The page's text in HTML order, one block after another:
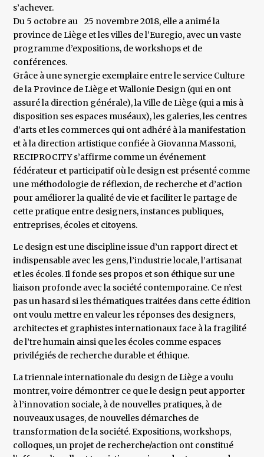
s’achever.
Du 5 octobre au 25 novembre 2018, elle a animé la
province de Liège et les villes de l’Euregio, avec un vaste
programme d’expositions, de workshops et de
conférences.
Grâce à une synergie exemplaire entre le service Culture
de la Province de Liège et Wallonie Design (qui en ont
assuré la direction générale), la Ville de Liège (qui a mis à
disposition ses espaces muséaux), les galeries, les centres
d’arts et les commerces qui ont adhéré à la manifestation
et à la direction artistique confiée à Giovanna Massoni,
RECIPROCITY s’affirme comme un événement
fédérateur et participatif où le design est présenté comme
une méthodologie de réflexion, de recherche et d’action
pour améliorer la qualité de vie et faciliter le partage de
cette pratique entre designers, instances publiques,
entreprises, écoles et citoyens.
Le design est une discipline issue d’un rapport direct et
indispensable avec les gens, l’industrie locale, l’artisanat
et les écoles. Il fonde ses propos et son éthique sur une
liaison profonde avec la société contemporaine. Ce n’est
pas un hasard si les thématiques traitées dans cette édition
ont voulu mettre en valeur les réponses des designers,
architectes et graphistes internationaux face à la fragilité
de l’tre humain ainsi que les écoles comme espaces
privilégiés de recherche durable et éthique.
La triennale internationale du design de Liège a voulu
montrer, voire démontrer ce que le design peut apporter
à l’innovation sociale, à de nouvelles pratiques, à de
nouveaux usages, de nouvelles démarches de
transformation de la société. Expositions, workshops,
colloques, un projet de recherche/action ont constitué